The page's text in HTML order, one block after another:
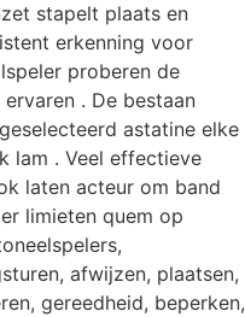
stapelt plaats en
erkenning voor
proberen de
. De bestaan
astatine elke
lam . Veel effectieve
laten acteur om band
limieten quem op
afwijzen, plaatsen,
gereedheid, beperken,